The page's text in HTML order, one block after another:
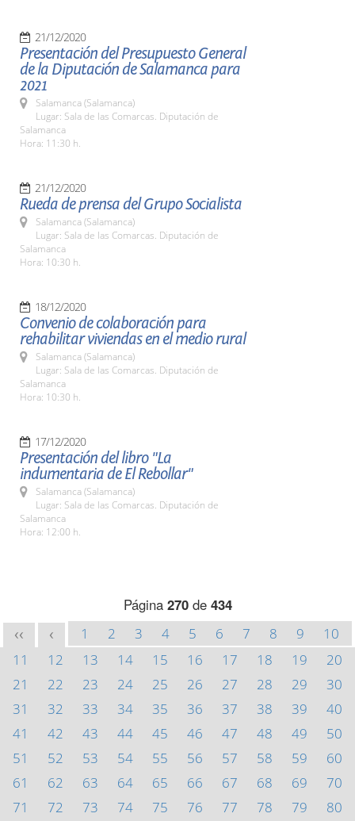
21/12/2020
Presentación del Presupuesto General
de la Diputación de Salamanca para
2021
Salamanca (Salamanca)
Lugar: Sala de las Comarcas. Diputación de
Salamanca
Hora: 11:30 h.
21/12/2020
Rueda de prensa del Grupo Socialista
Salamanca (Salamanca)
Lugar: Sala de las Comarcas. Diputación de
Salamanca
Hora: 10:30 h.
18/12/2020
Convenio de colaboración para
rehabilitar viviendas en el medio rural
Salamanca (Salamanca)
Lugar: Sala de las Comarcas. Diputación de
Salamanca
Hora: 10:30 h.
17/12/2020
Presentación del libro "La
indumentaria de El Rebollar"
Salamanca (Salamanca)
Lugar: Sala de las Comarcas. Diputación de
Salamanca
Hora: 12:00 h.
Página 270de 434
<< < 1 2 3 4 5 6 7 8 9
10
11
12 13 14 15 16 17 18 19
20
21
22 23 24 25 26 27 28 29
30
31
32 33 34 35 36 37 38 39
40
41
42 43 44 45 46 47 48 49
50
51
52 53 54 55 56 57 58 59
60
61
62 63 64 65 66 67 68 69
70
71
72 73 74 75 76 77 78 79
80